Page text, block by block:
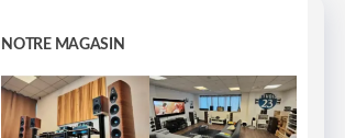
NOTRE MAGASIN